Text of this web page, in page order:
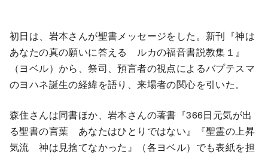
初日は、岩本さんが聖書メッセージをした。新刊『神は
あなたの真の願いに答える ルカの福音書説教集１』
（ヨベル）から、祭司、預言者の視点によるバプテスマ
のヨハネ誕生の経緯を語り、来場者の関心を引いた。
森住さんは同書ほか、岩本さんの著書『366日元気が出
る聖書の言葉 あなたはひとりではない』『聖霊の上昇
気流 神は見捨てなかった』（各ヨベル）でも表紙を担